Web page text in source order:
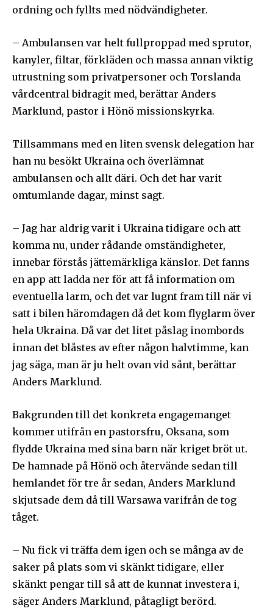
ordning och fyllts med nödvändigheter.
– Ambulansen var helt fullproppad med sprutor,
kanyler, filtar, förkläden och massa annan viktig
utrustning som privatpersoner och Torslanda
vårdcentral bidragit med, berättar Anders
Marklund, pastor i Hönö missionskyrka.
Tillsammans med en liten svensk delegation har
han nu besökt Ukraina och överlämnat
ambulansen och allt däri. Och det har varit
omtumlande dagar, minst sagt.
– Jag har aldrig varit i Ukraina tidigare och att
komma nu, under rådande omständigheter,
innebar förstås jättemärkliga känslor. Det fanns
en app att ladda ner för att få information om
eventuella larm, och det var lugnt fram till när vi
satt i bilen häromdagen då det kom flyglarm över
hela Ukraina. Då var det litet påslag inombords
innan det blåstes av efter någon halvtimme, kan
jag säga, man är ju helt ovan vid sånt, berättar
Anders Marklund.
Bakgrunden till det konkreta engagemanget
kommer utifrån en pastorsfru, Oksana, som
flydde Ukraina med sina barn när kriget bröt ut.
De hamnade på Hönö och återvände sedan till
hemlandet för tre år sedan, Anders Marklund
skjutsade dem då till Warsawa varifrån de tog
tåget.
– Nu fick vi träffa dem igen och se många av de
saker på plats som vi skänkt tidigare, eller
skänkt pengar till så att de kunnat investera i,
säger Anders Marklund, påtagligt berörd.